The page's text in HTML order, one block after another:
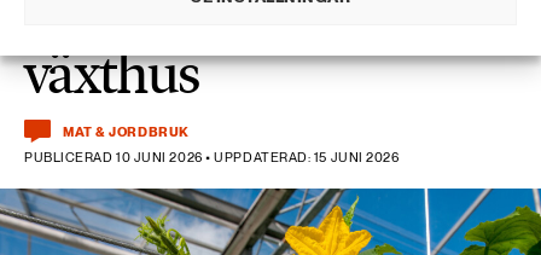
växthus
MAT & JORDBRUK
PUBLICERAD 10 JUNI 2026 • UPPDATERAD: 15 JUNI 2026